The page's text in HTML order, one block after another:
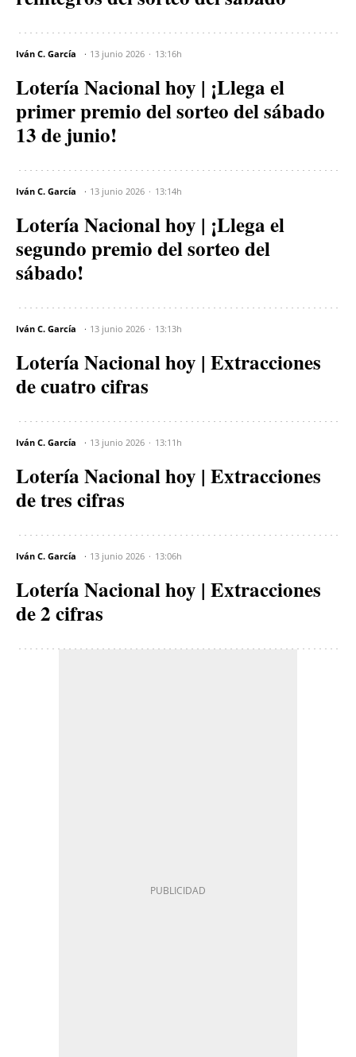
Iván C. García 13 junio 2026 13:16h
Lotería Nacional hoy | ¡Llega el
primer premio del sorteo del sábado
13 de junio!
Iván C. García 13 junio 2026 13:14h
Lotería Nacional hoy | ¡Llega el
segundo premio del sorteo del
sábado!
Iván C. García 13 junio 2026 13:13h
Lotería Nacional hoy | Extracciones
de cuatro cifras
Iván C. García 13 junio 2026 13:11h
Lotería Nacional hoy | Extracciones
de tres cifras
Iván C. García 13 junio 2026 13:06h
Lotería Nacional hoy | Extracciones
de 2 cifras